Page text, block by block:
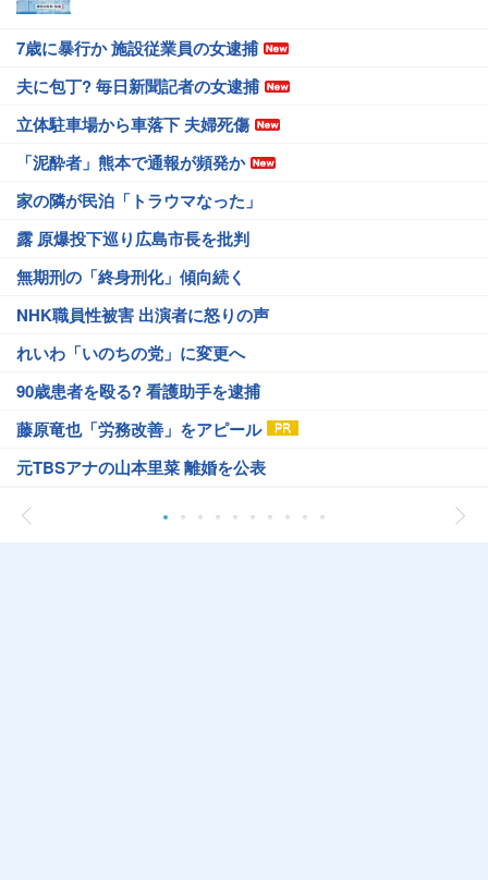
7歳に暴行か 施設従業員の女逮捕
夫に包丁? 毎日新聞記者の女逮捕
立体駐車場から車落下 夫婦死傷
「泥酔者」熊本で通報が頻発か
家の隣が民泊「トラウマなった」
露 原爆投下巡り広島市長を批判
無期刑の「終身刑化」傾向続く
NHK職員性被害 出演者に怒りの声
れいわ「いのちの党」に変更へ
90歳患者を殴る? 看護助手を逮捕
藤原竜也「労務改善」をアピール
元TBSアナの山本里菜 離婚を公表